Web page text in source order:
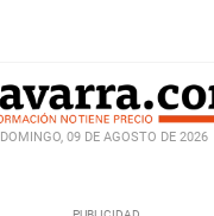
DOMINGO, 09 DE AGOSTO DE 2026